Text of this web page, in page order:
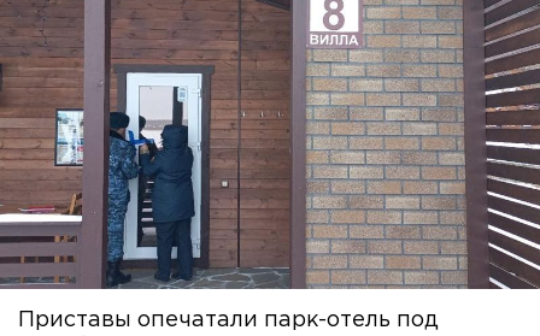
Приставы опечатали парк-отель под